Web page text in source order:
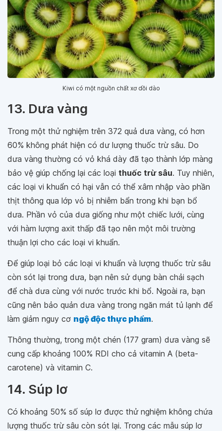
Kiwi có một nguồn chất xơ dồi dào
13. Dưa vàng
Trong một thử nghiệm trên 372 quả dưa vàng, có hơn
60% không phát hiện có dư lượng thuốc trừ sâu. Do
dưa vàng thường có vỏ khá dày đã tạo thành lớp màng
bảo vệ giúp chống lại các loại thuốc trừ sâu. Tuy nhiên,
các loại vi khuẩn có hại vẫn có thể xâm nhập vào phần
thịt thông qua lớp vỏ bị nhiễm bẩn trong khi bạn bổ
dưa. Phần vỏ của dưa giống như một chiếc lưới, cùng
với hàm lượng axit thấp đã tạo nên một môi trường
thuận lợi cho các loại vi khuẩn.
Để giúp loại bỏ các loại vi khuẩn và lượng thuốc trừ sâu
còn sót lại trong dưa, bạn nên sử dụng bàn chải sạch
để chà dưa cùng với nước trước khi bổ. Ngoài ra, bạn
cũng nên bảo quản dưa vàng trong ngăn mát tủ lạnh để
làm giảm nguy cơ ngộ độc thực phẩm.
Thông thường, trong một chén (177 gram) dưa vàng sẽ
cung cấp khoảng 100% RDI cho cả vitamin A (beta-
carotene) và vitamin C.
14. Súp lơ
Có khoảng 50% số súp lơ được thử nghiệm không chứa
lượng thuốc trừ sâu còn sót lại. Trong các mẫu súp lơ